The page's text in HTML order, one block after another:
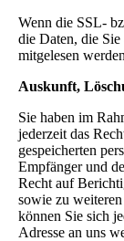
Wenn die SSL-
die Daten, die
mitgelesen
Auskunft,
Sie haben im
jederzeit das
gespeicherten
Empfänger und
Recht auf
sowie zu
können Sie sich
Adresse an uns